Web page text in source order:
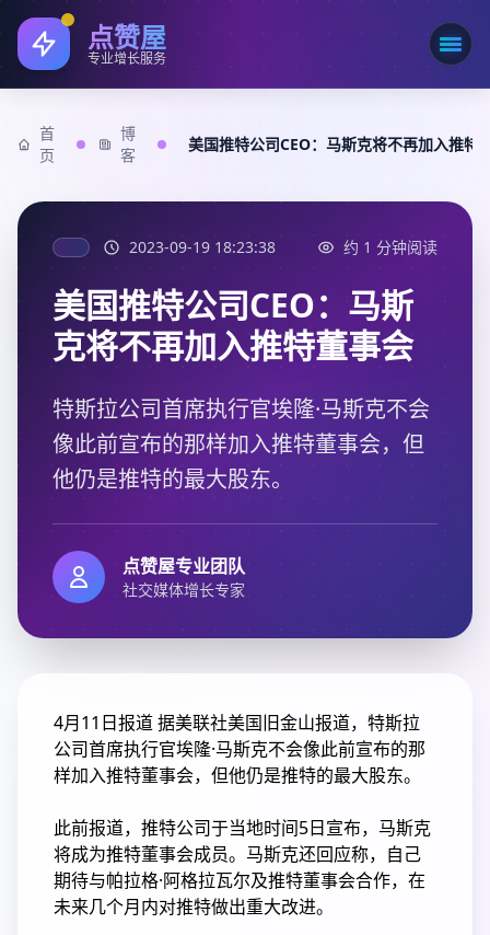
点赞屋
专业增长服务 打开
首
页
博
客
美国推特公司CEO：马斯克将不再加入推特
2023-09-19 18:23:38 约 1 分钟阅读
美国推特公司CEO：马斯
克将不再加入推特董事会
特斯拉公司首席执行官埃隆·马斯克不会
像此前宣布的那样加入推特董事会，但
他仍是推特的最大股东。
点赞屋专业团队
社交媒体增长专家
4月11日报道 据美联社美国旧金山报道，特斯拉
公司首席执行官埃隆·马斯克不会像此前宣布的那
样加入推特董事会，但他仍是推特的最大股东。
此前报道，推特公司于当地时间5日宣布，马斯克
将成为推特董事会成员。马斯克还回应称，自己
期待与帕拉格·阿格拉瓦尔及推特董事会合作，在
未来几个月内对推特做出重大改进。